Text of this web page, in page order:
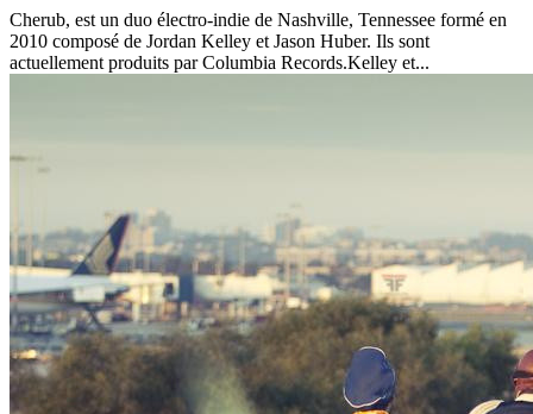
Cherub, est un duo électro-indie de Nashville, Tennessee formé en
2010 composé de Jordan Kelley et Jason Huber. Ils sont
actuellement produits par Columbia Records.Kelley et...